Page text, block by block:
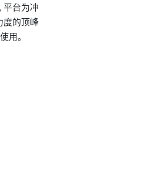
平台为冲
度的顶峰
用。